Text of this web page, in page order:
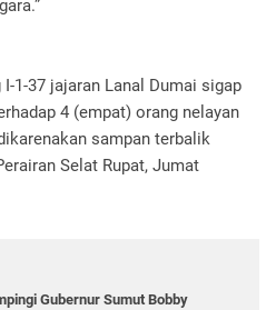
I-1-37 jajaran Lanal Dumai sigap
4 (empat) orang nelayan
sampan terbalik
Selat Rupat, Jumat
Gubernur Sumut Bobby